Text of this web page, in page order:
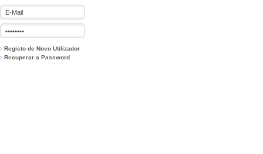
Registo de Novo Utilizador
Recuperar a Password